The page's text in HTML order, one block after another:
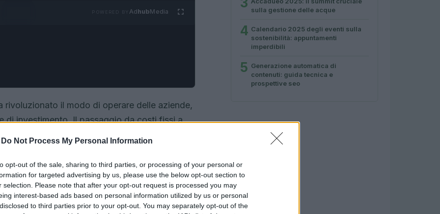
Do Not Process My Personal Information
opt-out of the sale, sharing to third parties, or processing of your personal or
for targeted advertising by us, please use the below opt-out section to
selection. Please note that after your opt-out request is processed you may
interest-based ads based on personal information utilized by us or personal
to third parties prior to your opt-out. You may separately opt-out of the
AdhubMedia
rivoluzionato il modo di operare delle aziende,
di investimento. Il passaggio da costi fissi a
ma ha anche introdotto sfide significative,
finanziario.
sulla gestione delle acque
4 Calendario 2025 degli eventi sulla
sostenibilità: appuntamenti
imperdibili
5 Generazione automatica di
contenuti: guida tecnica e
prospettive seo